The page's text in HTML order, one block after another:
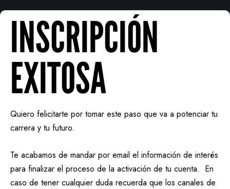
INSCRIPCIÓN
EXITOSA
Quiero felicitarte por tomar este paso que va a potenciar tu
carrera y tu futuro.
Te acabamos de mandar por email el información de interés
para finalizar el proceso de la activación de tu cuenta. En
caso de tener cualquier duda recuerda que los canales de